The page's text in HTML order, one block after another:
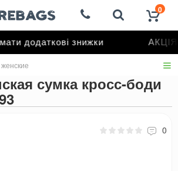
додаткові знижки АКЦІЯ
0
сумка кросс-боди
0